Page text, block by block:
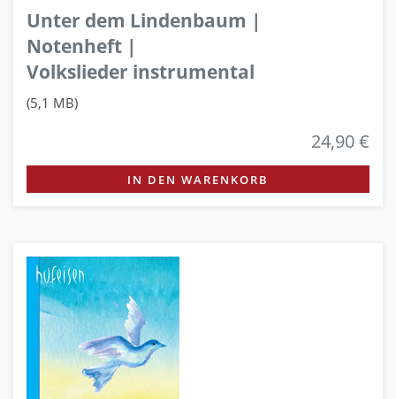
Unter dem Lindenbaum |
Notenheft |
Volkslieder instrumental
(5,1 MB)
24,90 €
IN DEN WARENKORB